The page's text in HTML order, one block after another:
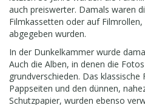
auch preiswerter. Damals waren
Filmkassetten oder auf
abgegeben wurden.
In der Dunkelkammer wurde
Auch die Alben, in denen die
grundverschieden. Das
Pappseiten und den dünnen,
Schutzpapier, wurden ebenso